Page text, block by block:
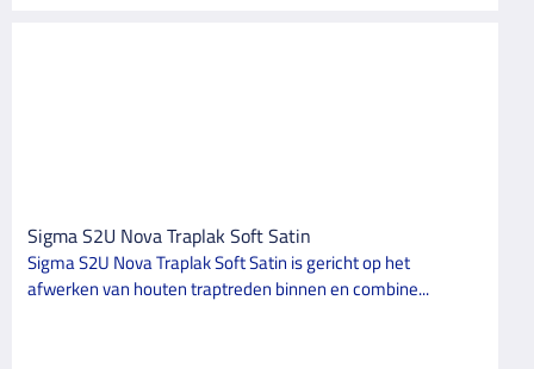
Sigma S2U Nova Traplak Soft Satin
Sigma S2U Nova Traplak Soft Satin is gericht op het
afwerken van houten traptreden binnen en combine...